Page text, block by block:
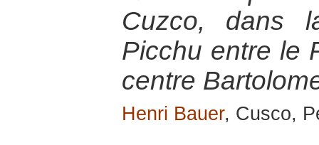
Cuzco, dans
Picchu entre le
centre
Henri Bauer, Cusco,